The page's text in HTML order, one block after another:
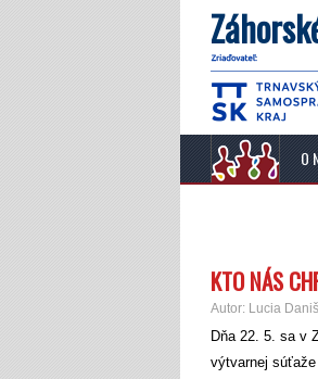
O
KTO NÁS
Autor: Lucia
Dňa 22. 5. sa v
výtvarnej